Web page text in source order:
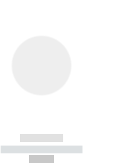
------------
----------- -----------